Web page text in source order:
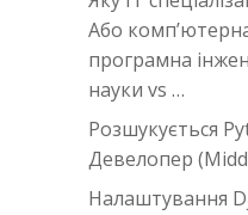
Або
програмна
науки vs …
Розшукується
Девелопер
Налаштування